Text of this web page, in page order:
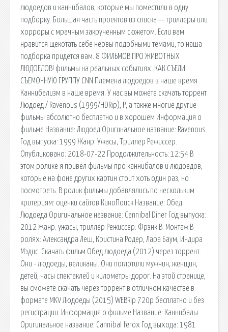
людоедов и каннибалов, которые мы поместили в одну
подборку. Большая часть проектов из списка — триллеры или
хорроры с мрачным закрученным сюжетом. Если вам
нравится щекотать себе нервы подобными темами, то наша
подборка придется вам. 8 ФИЛЬМОВ ПРО ЖИВОТНЫХ
ЛЮДОЕДОВ! фильмы на реальных событиях. КАК СЪЕЛИ
СЪЕМОЧНУЮ ГРУППУ CNN Племена людоедов в наше время
Каннибализм в наше время. У нас вы можете скачать торрент
Людоед / Ravenous (1999/HDRip), Р, а также многие другие
фильмы абсолютно бесплатно и в хорошем Информация о
фильме Название: Людоед Оригинальное название: Ravenous
Год выпуска: 1999 Жанр: Ужасы, Триллер Режиссер.
Опубликовано: 2018-07-22 Продолжительность: 12:54 В
этом ролике я привёл фильмы про каннибалов и людоедов,
которые на фоне других картин стоит хоть один раз, но
посмотреть. В ролик фильмы добавлялись по нескольким
критериям: оценки сайтов КиноПоиск Название: Обед
Людоеда Оригинальное название: Cannibal Diner Год выпуска:
2012 Жанр: ужасы, триллер Режиссер: Фрэнк В. Монтаж В
ролях: Александра Леш, Кристина Родер, Лара Баум, Индира
Мэдис. Скачать фильм Обед людоеда (2012) через торрент.
Они - людоеды, великаны. Они поглотили мужчин, женщин,
детей, часы спектаклей и километры дорог. На этой странице,
вы сможете скачать через торрент в отличном качестве в
формате MKV Людоеды (2015) WEBRip 720p бесплатно и без
регистрации. Информация о фильме Название: Каннибалы
Оригинальное название: Cannibal ferox Год выхода: 1981